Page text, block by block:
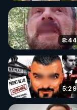
8:44
5:29